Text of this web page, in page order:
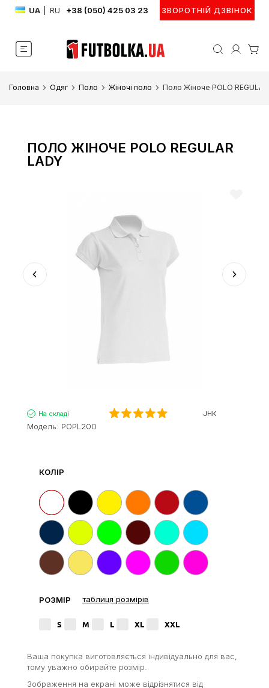
UA RU +38 (050) 425 03 23 ЗВОРОТНІЙ ДЗВІНОК
Головна Одяг Поло Жіночі поло Поло Жіноче POLO
ПОЛО ЖІНОЧЕ POLO REGULAR
LADY
На складі JHK
Модель: POPL200
КОЛІР
РОЗМІР таблиця розмірів
S M L XL XXL
Ваша покупка виготовляється індивідуально для вас,
тому уважно обирайте розмір.
Зображення на екрані може відрізнятися від